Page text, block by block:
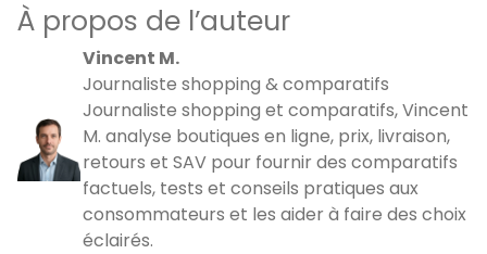
À propos de l’auteur
Vincent M.
Journaliste shopping & comparatifs
Journaliste shopping et comparatifs, Vincent
M. analyse boutiques en ligne, prix, livraison,
retours et SAV pour fournir des comparatifs
factuels, tests et conseils pratiques aux
consommateurs et les aider à faire des choix
éclairés.